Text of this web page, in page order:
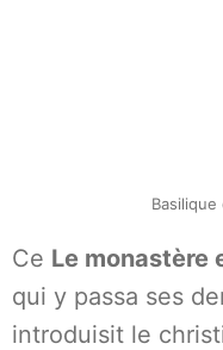
Ce Le monastère
qui y passa ses
introduisit le